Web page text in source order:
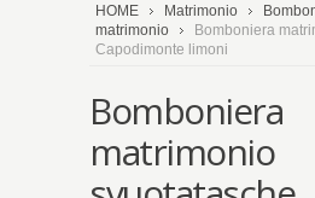
HOME Matrimonio
matrimonio
Bomboniera
Capodimonte limoni
Bomboniera
matrimonio